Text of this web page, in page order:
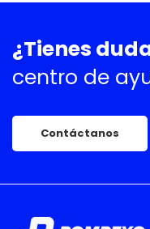
¿Tienes
centro de
Contáctanos